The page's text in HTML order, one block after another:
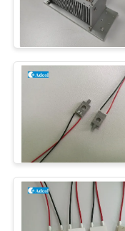
NIEUWS
GEVALLEN
SITEMAP
PRIVACY
POLICY